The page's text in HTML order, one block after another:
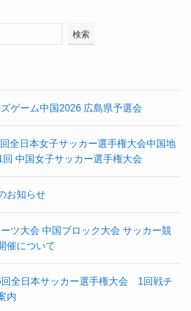
検索
ゲーム中国2026 広島県予選会
全日本女子サッカー選手権大会中国地
中国女子サッカー選手権大会
お知らせ
ツ大会 中国ブロック大会 サッカー競
催について
回全日本サッカー選手権大会 1回戦チ
内